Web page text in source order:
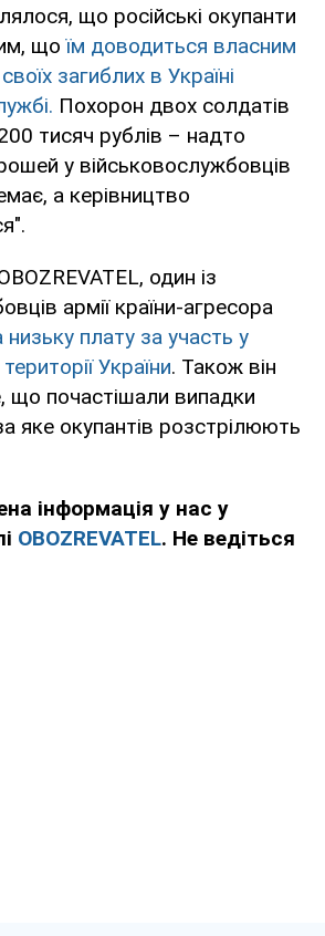
що російські окупанти
щоїм доводиться власним
загиблих в Україні
Похорон двох солдатів
тисяч рублів – надто
у військовослужбовців
а керівництво
один із
армії країни-агресора
плату за участь у
України. Також він
що почастішали випадки
яке окупантів розстрілюють
інформація у нас у
OBOZREVATEL. Не ведіться